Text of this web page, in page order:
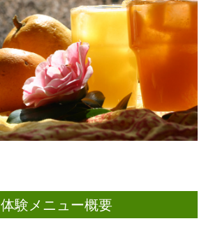
体験メニュー概要